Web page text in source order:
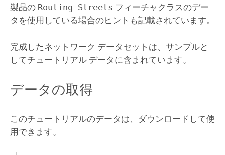
製品の Routing_Streets フィーチャクラスのデー
タを使用している場合のヒントも記載されています。
完成したネットワーク データセットは、サンプルと
してチュートリアル データに含まれています。
データの取得
このチュートリアルのデータは、ダウンロードして使
用できます。